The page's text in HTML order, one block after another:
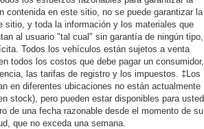
contenida en este sitio, no se puede garantizar la
sitio, y toda la información y los materiales que
al usuario "tal cual" sin garantía de ningún tipo,
Todos los vehículos están sujetos a venta
todos los costos que debe pagar un consumidor,
las tarifas de registro y los impuestos. ‡Los
en diferentes ubicaciones no están actualmente
stock), pero pueden estar disponibles para usted
de una fecha razonable desde el momento de su
que no exceda una semana.